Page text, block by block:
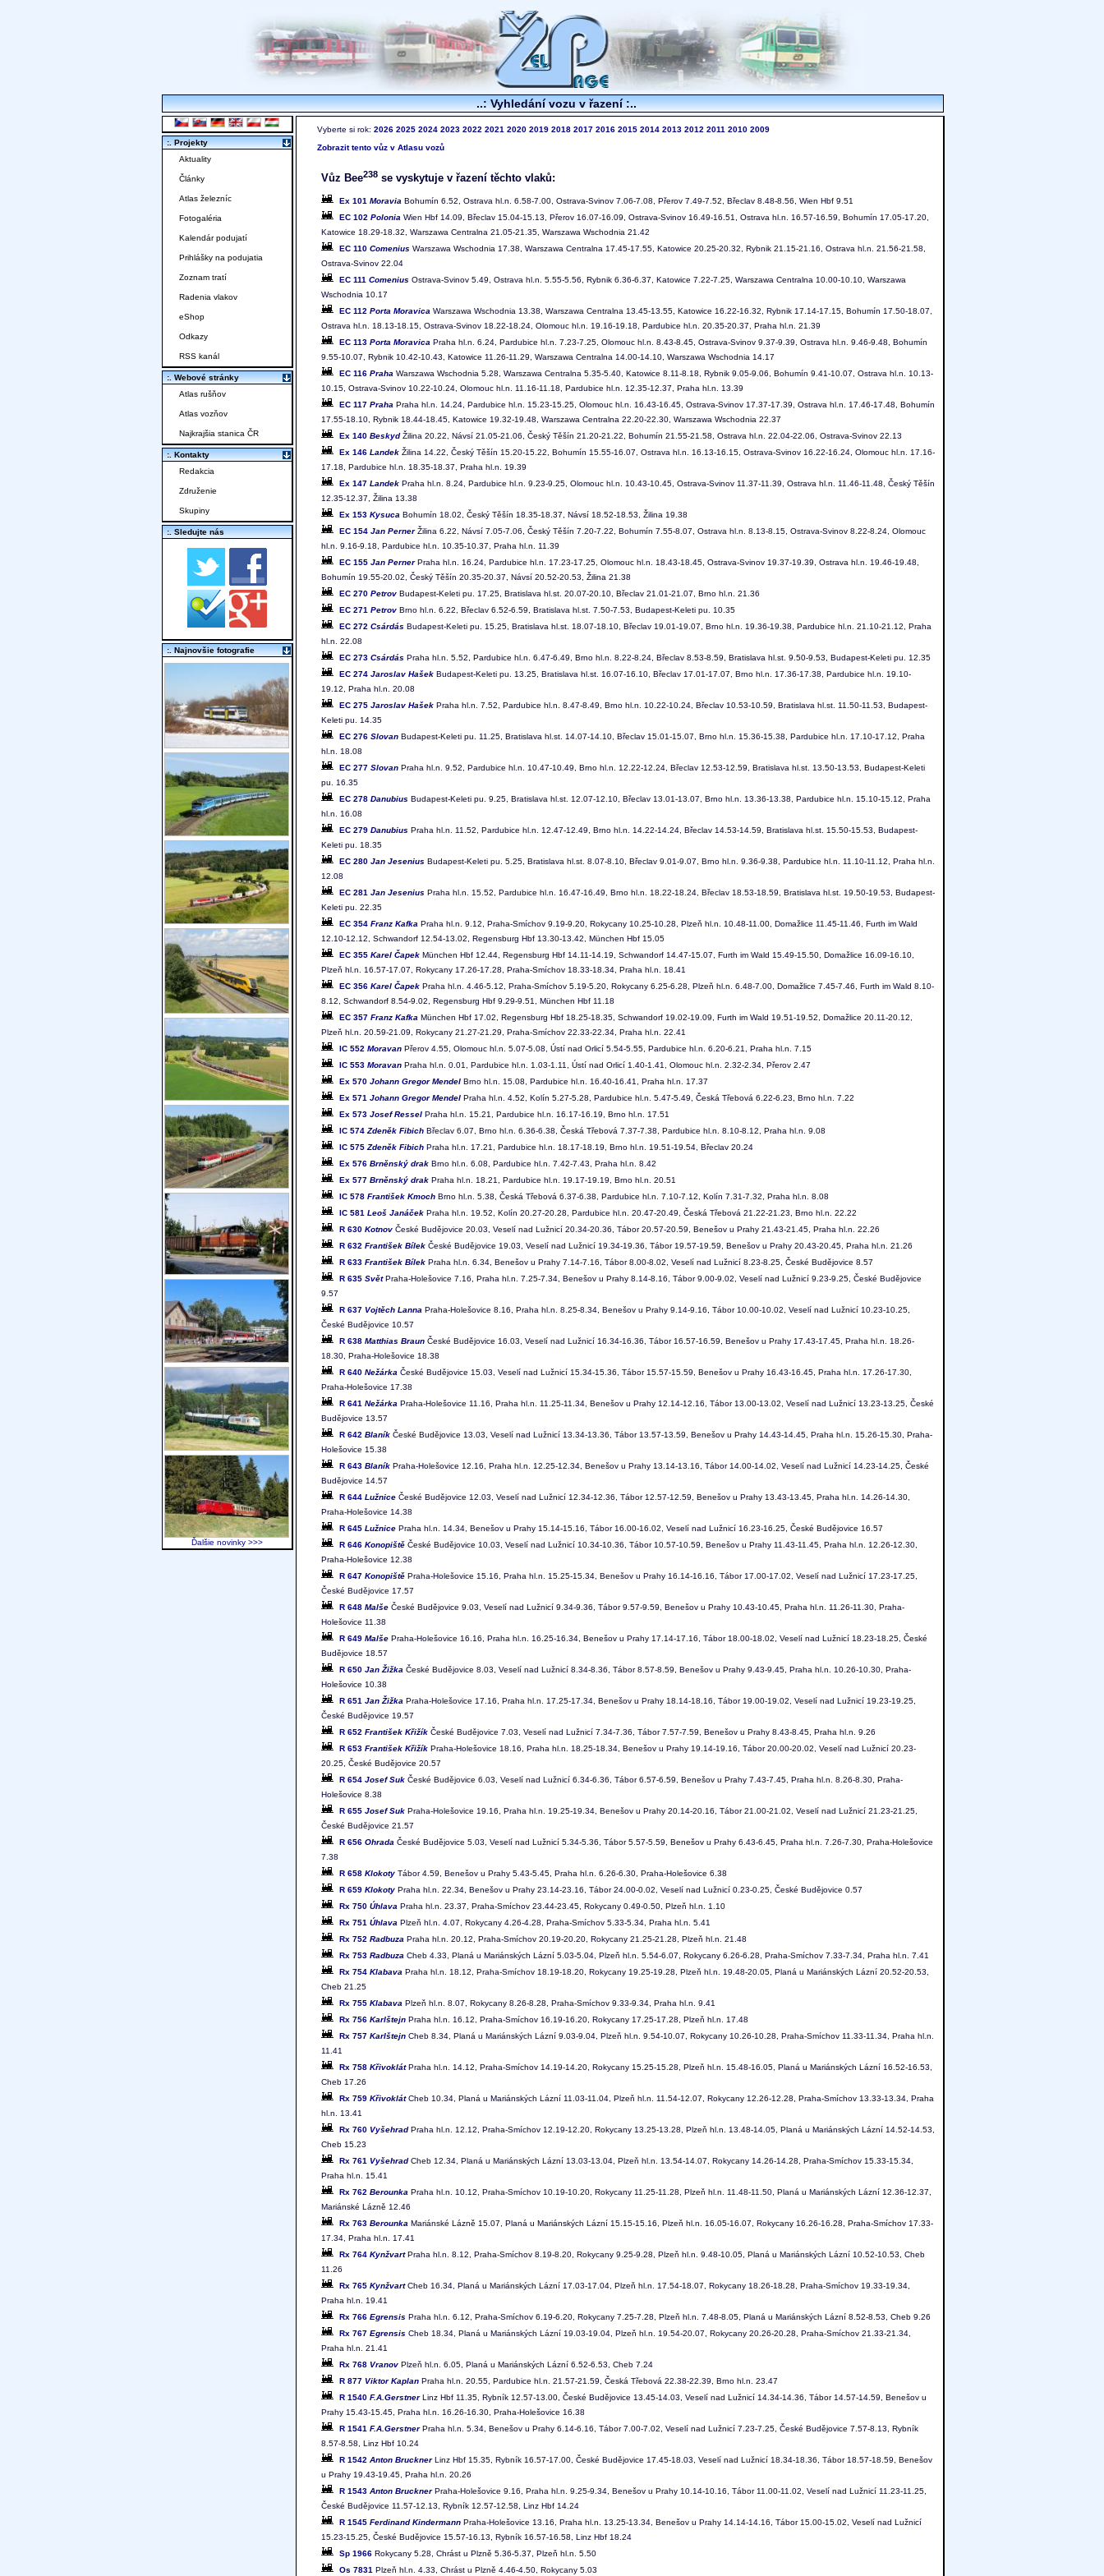
..: Vyhledání vozu v řazení :..
Vyberte si rok: 2026 2025 2024 2023 2022 2021 2020 2019 2018 2017 2016 2015 2014 2013 2012 2011 2010 2009
Zobrazit tento vůz v Atlasu vozů
Vůz Bee238 se vyskytuje v řazení těchto vlaků:
Ex 101 Moravia Bohumín 6.52, Ostrava hl.n. 6.58-7.00, Ostrava-Svinov 7.06-7.08, Přerov 7.49-7.52, Břeclav 8.48-8.56, Wien Hbf 9.51
EC 102 Polonia Wien Hbf 14.09, Břeclav 15.04-15.13, Přerov 16.07-16.09, Ostrava-Svinov 16.49-16.51, Ostrava hl.n. 16.57-16.59, Bohumín 17.05-17.20,
Katowice 18.29-18.32, Warszawa Centralna 21.05-21.35, Warszawa Wschodnia 21.42
EC 110 Comenius Warszawa Wschodnia 17.38, Warszawa Centralna 17.45-17.55, Katowice 20.25-20.32, Rybnik 21.15-21.16, Ostrava hl.n. 21.56-21.58,
Ostrava-Svinov 22.04
EC 111 Comenius Ostrava-Svinov 5.49, Ostrava hl.n. 5.55-5.56, Rybnik 6.36-6.37, Katowice 7.22-7.25, Warszawa Centralna 10.00-10.10, Warszawa
Wschodnia 10.17
EC 112 Porta Moravica Warszawa Wschodnia 13.38, Warszawa Centralna 13.45-13.55, Katowice 16.22-16.32, Rybnik 17.14-17.15, Bohumín 17.50-18.07,
Ostrava hl.n. 18.13-18.15, Ostrava-Svinov 18.22-18.24, Olomouc hl.n. 19.16-19.18, Pardubice hl.n. 20.35-20.37, Praha hl.n. 21.39
EC 113 Porta Moravica Praha hl.n. 6.24, Pardubice hl.n. 7.23-7.25, Olomouc hl.n. 8.43-8.45, Ostrava-Svinov 9.37-9.39, Ostrava hl.n. 9.46-9.48, Bohumín
9.55-10.07, Rybnik 10.42-10.43, Katowice 11.26-11.29, Warszawa Centralna 14.00-14.10, Warszawa Wschodnia 14.17
EC 116 Praha Warszawa Wschodnia 5.28, Warszawa Centralna 5.35-5.40, Katowice 8.11-8.18, Rybnik 9.05-9.06, Bohumín 9.41-10.07, Ostrava hl.n. 10.13-
10.15, Ostrava-Svinov 10.22-10.24, Olomouc hl.n. 11.16-11.18, Pardubice hl.n. 12.35-12.37, Praha hl.n. 13.39
EC 117 Praha Praha hl.n. 14.24, Pardubice hl.n. 15.23-15.25, Olomouc hl.n. 16.43-16.45, Ostrava-Svinov 17.37-17.39, Ostrava hl.n. 17.46-17.48, Bohumín
17.55-18.10, Rybnik 18.44-18.45, Katowice 19.32-19.48, Warszawa Centralna 22.20-22.30, Warszawa Wschodnia 22.37
Ex 140 BeskydŽilina 20.22, Návsí 21.05-21.06, Český Těšín 21.20-21.22, Bohumín 21.55-21.58, Ostrava hl.n. 22.04-22.06, Ostrava-Svinov 22.13
Ex 146 Landek Žilina 14.22, Český Těšín 15.20-15.22, Bohumín 15.55-16.07, Ostrava hl.n. 16.13-16.15, Ostrava-Svinov 16.22-16.24, Olomouc hl.n. 17.16-
17.18, Pardubice hl.n. 18.35-18.37, Praha hl.n. 19.39
Ex 147 Landek Praha hl.n. 8.24, Pardubice hl.n. 9.23-9.25, Olomouc hl.n. 10.43-10.45, Ostrava-Svinov 11.37-11.39, Ostrava hl.n. 11.46-11.48, Český Těšín
12.35-12.37, Žilina 13.38
Ex 153 Kysuca Bohumín 18.02, Český Těšín 18.35-18.37, Návsí 18.52-18.53, Žilina 19.38
EC 154 Jan PernerŽilina 6.22, Návsí 7.05-7.06, Český Těšín 7.20-7.22, Bohumín 7.55-8.07, Ostrava hl.n. 8.13-8.15, Ostrava-Svinov 8.22-8.24, Olomouc
hl.n. 9.16-9.18, Pardubice hl.n. 10.35-10.37, Praha hl.n. 11.39
EC 155 Jan PernerPraha hl.n. 16.24, Pardubice hl.n. 17.23-17.25, Olomouc hl.n. 18.43-18.45, Ostrava-Svinov 19.37-19.39, Ostrava hl.n. 19.46-19.48,
Bohumín 19.55-20.02, Český Těšín 20.35-20.37, Návsí 20.52-20.53, Žilina 21.38
EC 270 Petrov Budapest-Keleti pu. 17.25, Bratislava hl.st. 20.07-20.10, Břeclav 21.01-21.07, Brno hl.n. 21.36
EC 271 Petrov Brno hl.n. 6.22, Břeclav 6.52-6.59, Bratislava hl.st. 7.50-7.53, Budapest-Keleti pu. 10.35
EC 272 Csárdás Budapest-Keleti pu. 15.25, Bratislava hl.st. 18.07-18.10, Břeclav 19.01-19.07, Brno hl.n. 19.36-19.38, Pardubice hl.n. 21.10-21.12, Praha
hl.n. 22.08
EC 273 Csárdás Praha hl.n. 5.52, Pardubice hl.n. 6.47-6.49, Brno hl.n. 8.22-8.24, Břeclav 8.53-8.59, Bratislava hl.st. 9.50-9.53, Budapest-Keleti pu. 12.35
EC 274 Jaroslav Hašek Budapest-Keleti pu. 13.25, Bratislava hl.st. 16.07-16.10, Břeclav 17.01-17.07, Brno hl.n. 17.36-17.38, Pardubice hl.n. 19.10-
19.12, Praha hl.n. 20.08
EC 275 Jaroslav Hašek Praha hl.n. 7.52, Pardubice hl.n. 8.47-8.49, Brno hl.n. 10.22-10.24, Břeclav 10.53-10.59, Bratislava hl.st. 11.50-11.53, Budapest-
Keleti pu. 14.35
EC 276 Slovan Budapest-Keleti pu. 11.25, Bratislava hl.st. 14.07-14.10, Břeclav 15.01-15.07, Brno hl.n. 15.36-15.38, Pardubice hl.n. 17.10-17.12, Praha
hl.n. 18.08
EC 277 Slovan Praha hl.n. 9.52, Pardubice hl.n. 10.47-10.49, Brno hl.n. 12.22-12.24, Břeclav 12.53-12.59, Bratislava hl.st. 13.50-13.53, Budapest-Keleti
pu. 16.35
EC 278 Danubius Budapest-Keleti pu. 9.25, Bratislava hl.st. 12.07-12.10, Břeclav 13.01-13.07, Brno hl.n. 13.36-13.38, Pardubice hl.n. 15.10-15.12, Praha
hl.n. 16.08
EC 279 Danubius Praha hl.n. 11.52, Pardubice hl.n. 12.47-12.49, Brno hl.n. 14.22-14.24, Břeclav 14.53-14.59, Bratislava hl.st. 15.50-15.53, Budapest-
Keleti pu. 18.35
EC 280 Jan Jesenius Budapest-Keleti pu. 5.25, Bratislava hl.st. 8.07-8.10, Břeclav 9.01-9.07, Brno hl.n. 9.36-9.38, Pardubice hl.n. 11.10-11.12, Praha hl.n.
12.08
EC 281 Jan Jesenius Praha hl.n. 15.52, Pardubice hl.n. 16.47-16.49, Brno hl.n. 18.22-18.24, Břeclav 18.53-18.59, Bratislava hl.st. 19.50-19.53, Budapest-
Keleti pu. 22.35
EC 354 Franz Kafka Praha hl.n. 9.12, Praha-Smíchov 9.19-9.20, Rokycany 10.25-10.28, Plzeň hl.n. 10.48-11.00, Domažlice 11.45-11.46, Furth im Wald
12.10-12.12, Schwandorf 12.54-13.02, Regensburg Hbf 13.30-13.42, München Hbf 15.05
EC 355 Karel Čapek München Hbf 12.44, Regensburg Hbf 14.11-14.19, Schwandorf 14.47-15.07, Furth im Wald 15.49-15.50, Domažlice 16.09-16.10,
Plzeň hl.n. 16.57-17.07, Rokycany 17.26-17.28, Praha-Smíchov 18.33-18.34, Praha hl.n. 18.41
EC 356 Karel Čapek Praha hl.n. 4.46-5.12, Praha-Smíchov 5.19-5.20, Rokycany 6.25-6.28, Plzeň hl.n. 6.48-7.00, Domažlice 7.45-7.46, Furth im Wald 8.10-
8.12, Schwandorf 8.54-9.02, Regensburg Hbf 9.29-9.51, München Hbf 11.18
EC 357 Franz Kafka München Hbf 17.02, Regensburg Hbf 18.25-18.35, Schwandorf 19.02-19.09, Furth im Wald 19.51-19.52, Domažlice 20.11-20.12,
Plzeň hl.n. 20.59-21.09, Rokycany 21.27-21.29, Praha-Smíchov 22.33-22.34, Praha hl.n. 22.41
IC 552 Moravan Přerov 4.55, Olomouc hl.n. 5.07-5.08, Ústí nad Orlicí 5.54-5.55, Pardubice hl.n. 6.20-6.21, Praha hl.n. 7.15
IC 553 Moravan Praha hl.n. 0.01, Pardubice hl.n. 1.03-1.11, Ústí nad Orlicí 1.40-1.41, Olomouc hl.n. 2.32-2.34, Přerov 2.47
Ex 570 Johann Gregor Mendel Brno hl.n. 15.08, Pardubice hl.n. 16.40-16.41, Praha hl.n. 17.37
Ex 571 Johann Gregor Mendel Praha hl.n. 4.52, Kolín 5.27-5.28, Pardubice hl.n. 5.47-5.49, Česká Třebová 6.22-6.23, Brno hl.n. 7.22
Ex 573 Josef Ressel Praha hl.n. 15.21, Pardubice hl.n. 16.17-16.19, Brno hl.n. 17.51
IC 574 Zdeněk Fibich Břeclav 6.07, Brno hl.n. 6.36-6.38, Česká Třebová 7.37-7.38, Pardubice hl.n. 8.10-8.12, Praha hl.n. 9.08
IC 575 Zdeněk Fibich Praha hl.n. 17.21, Pardubice hl.n. 18.17-18.19, Brno hl.n. 19.51-19.54, Břeclav 20.24
Ex 576 Brněnský drak Brno hl.n. 6.08, Pardubice hl.n. 7.42-7.43, Praha hl.n. 8.42
Ex 577 Brněnský drak Praha hl.n. 18.21, Pardubice hl.n. 19.17-19.19, Brno hl.n. 20.51
IC 578 František Kmoch Brno hl.n. 5.38, Česká Třebová 6.37-6.38, Pardubice hl.n. 7.10-7.12, Kolín 7.31-7.32, Praha hl.n. 8.08
IC 581 Leoš Janáček Praha hl.n. 19.52, Kolín 20.27-20.28, Pardubice hl.n. 20.47-20.49, Česká Třebová 21.22-21.23, Brno hl.n. 22.22
R 630 Kotnov České Budějovice 20.03, Veselí nad Lužnicí 20.34-20.36, Tábor 20.57-20.59, Benešov u Prahy 21.43-21.45, Praha hl.n. 22.26
R 632 František Bílek České Budějovice 19.03, Veselí nad Lužnicí 19.34-19.36, Tábor 19.57-19.59, Benešov u Prahy 20.43-20.45, Praha hl.n. 21.26
R 633 František Bílek Praha hl.n. 6.34, Benešov u Prahy 7.14-7.16, Tábor 8.00-8.02, Veselí nad Lužnicí 8.23-8.25, České Budějovice 8.57
R 635 SvětPraha-Holešovice 7.16, Praha hl.n. 7.25-7.34, Benešov u Prahy 8.14-8.16, Tábor 9.00-9.02, Veselí nad Lužnicí 9.23-9.25, České Budějovice
9.57
R 637 Vojtěch Lanna Praha-Holešovice 8.16, Praha hl.n. 8.25-8.34, Benešov u Prahy 9.14-9.16, Tábor 10.00-10.02, Veselí nad Lužnicí 10.23-10.25,
České Budějovice 10.57
R 638 Matthias Braun České Budějovice 16.03, Veselí nad Lužnicí 16.34-16.36, Tábor 16.57-16.59, Benešov u Prahy 17.43-17.45, Praha hl.n. 18.26-
18.30, Praha-Holešovice 18.38
R 640 Nežárka České Budějovice 15.03, Veselí nad Lužnicí 15.34-15.36, Tábor 15.57-15.59, Benešov u Prahy 16.43-16.45, Praha hl.n. 17.26-17.30,
Praha-Holešovice 17.38
R 641 Nežárka Praha-Holešovice 11.16, Praha hl.n. 11.25-11.34, Benešov u Prahy 12.14-12.16, Tábor 13.00-13.02, Veselí nad Lužnicí 13.23-13.25, České
Budějovice 13.57
R 642 Blaník České Budějovice 13.03, Veselí nad Lužnicí 13.34-13.36, Tábor 13.57-13.59, Benešov u Prahy 14.43-14.45, Praha hl.n. 15.26-15.30, Praha-
Holešovice 15.38
R 643 Blaník Praha-Holešovice 12.16, Praha hl.n. 12.25-12.34, Benešov u Prahy 13.14-13.16, Tábor 14.00-14.02, Veselí nad Lužnicí 14.23-14.25, České
Budějovice 14.57
R 644 Lužnice České Budějovice 12.03, Veselí nad Lužnicí 12.34-12.36, Tábor 12.57-12.59, Benešov u Prahy 13.43-13.45, Praha hl.n. 14.26-14.30,
Praha-Holešovice 14.38
R 645 Lužnice Praha hl.n. 14.34, Benešov u Prahy 15.14-15.16, Tábor 16.00-16.02, Veselí nad Lužnicí 16.23-16.25, České Budějovice 16.57
R 646 Konopiště České Budějovice 10.03, Veselí nad Lužnicí 10.34-10.36, Tábor 10.57-10.59, Benešov u Prahy 11.43-11.45, Praha hl.n. 12.26-12.30,
Praha-Holešovice 12.38
R 647 Konopiště Praha-Holešovice 15.16, Praha hl.n. 15.25-15.34, Benešov u Prahy 16.14-16.16, Tábor 17.00-17.02, Veselí nad Lužnicí 17.23-17.25,
České Budějovice 17.57
R 648 Malše České Budějovice 9.03, Veselí nad Lužnicí 9.34-9.36, Tábor 9.57-9.59, Benešov u Prahy 10.43-10.45, Praha hl.n. 11.26-11.30, Praha-
Holešovice 11.38
R 649 Malše Praha-Holešovice 16.16, Praha hl.n. 16.25-16.34, Benešov u Prahy 17.14-17.16, Tábor 18.00-18.02, Veselí nad Lužnicí 18.23-18.25, České
Budějovice 18.57
R 650 Jan Žižka České Budějovice 8.03, Veselí nad Lužnicí 8.34-8.36, Tábor 8.57-8.59, Benešov u Prahy 9.43-9.45, Praha hl.n. 10.26-10.30, Praha-
Holešovice 10.38
R 651 Jan Žižka Praha-Holešovice 17.16, Praha hl.n. 17.25-17.34, Benešov u Prahy 18.14-18.16, Tábor 19.00-19.02, Veselí nad Lužnicí 19.23-19.25,
České Budějovice 19.57
R 652 František Křižík České Budějovice 7.03, Veselí nad Lužnicí 7.34-7.36, Tábor 7.57-7.59, Benešov u Prahy 8.43-8.45, Praha hl.n. 9.26
R 653 František Křižík Praha-Holešovice 18.16, Praha hl.n. 18.25-18.34, Benešov u Prahy 19.14-19.16, Tábor 20.00-20.02, Veselí nad Lužnicí 20.23-
20.25, České Budějovice 20.57
R 654 Josef Suk České Budějovice 6.03, Veselí nad Lužnicí 6.34-6.36, Tábor 6.57-6.59, Benešov u Prahy 7.43-7.45, Praha hl.n. 8.26-8.30, Praha-
Holešovice 8.38
R 655 Josef Suk Praha-Holešovice 19.16, Praha hl.n. 19.25-19.34, Benešov u Prahy 20.14-20.16, Tábor 21.00-21.02, Veselí nad Lužnicí 21.23-21.25,
České Budějovice 21.57
R 656 Ohrada České Budějovice 5.03, Veselí nad Lužnicí 5.34-5.36, Tábor 5.57-5.59, Benešov u Prahy 6.43-6.45, Praha hl.n. 7.26-7.30, Praha-Holešovice
7.38
R 658 Klokoty Tábor 4.59, Benešov u Prahy 5.43-5.45, Praha hl.n. 6.26-6.30, Praha-Holešovice 6.38
R 659 Klokoty Praha hl.n. 22.34, Benešov u Prahy 23.14-23.16, Tábor 24.00-0.02, Veselí nad Lužnicí 0.23-0.25, České Budějovice 0.57
Rx 750 Úhlava Praha hl.n. 23.37, Praha-Smíchov 23.44-23.45, Rokycany 0.49-0.50, Plzeň hl.n. 1.10
Rx 751 Úhlava Plzeň hl.n. 4.07, Rokycany 4.26-4.28, Praha-Smíchov 5.33-5.34, Praha hl.n. 5.41
Rx 752 Radbuza Praha hl.n. 20.12, Praha-Smíchov 20.19-20.20, Rokycany 21.25-21.28, Plzeň hl.n. 21.48
Rx 753 Radbuza Cheb 4.33, Planá u Mariánských Lázní 5.03-5.04, Plzeň hl.n. 5.54-6.07, Rokycany 6.26-6.28, Praha-Smíchov 7.33-7.34, Praha hl.n. 7.41
Rx 754 Klabava Praha hl.n. 18.12, Praha-Smíchov 18.19-18.20, Rokycany 19.25-19.28, Plzeň hl.n. 19.48-20.05, Planá u Mariánských Lázní 20.52-20.53,
Cheb 21.25
Rx 755 Klabava Plzeň hl.n. 8.07, Rokycany 8.26-8.28, Praha-Smíchov 9.33-9.34, Praha hl.n. 9.41
Rx 756 Karlštejn Praha hl.n. 16.12, Praha-Smíchov 16.19-16.20, Rokycany 17.25-17.28, Plzeň hl.n. 17.48
Rx 757 Karlštejn Cheb 8.34, Planá u Mariánských Lázní 9.03-9.04, Plzeň hl.n. 9.54-10.07, Rokycany 10.26-10.28, Praha-Smíchov 11.33-11.34, Praha hl.n.
11.41
Rx 758 KřivoklátPraha hl.n. 14.12, Praha-Smíchov 14.19-14.20, Rokycany 15.25-15.28, Plzeň hl.n. 15.48-16.05, Planá u Mariánských Lázní 16.52-16.53,
Cheb 17.26
Rx 759 KřivoklátCheb 10.34, Planá u Mariánských Lázní 11.03-11.04, Plzeň hl.n. 11.54-12.07, Rokycany 12.26-12.28, Praha-Smíchov 13.33-13.34, Praha
hl.n. 13.41
Rx 760 VyšehradPraha hl.n. 12.12, Praha-Smíchov 12.19-12.20, Rokycany 13.25-13.28, Plzeň hl.n. 13.48-14.05, Planá u Mariánských Lázní 14.52-14.53,
Cheb 15.23
Rx 761 VyšehradCheb 12.34, Planá u Mariánských Lázní 13.03-13.04, Plzeň hl.n. 13.54-14.07, Rokycany 14.26-14.28, Praha-Smíchov 15.33-15.34,
Praha hl.n. 15.41
Rx 762 Berounka Praha hl.n. 10.12, Praha-Smíchov 10.19-10.20, Rokycany 11.25-11.28, Plzeň hl.n. 11.48-11.50, Planá u Mariánských Lázní 12.36-12.37,
Mariánské Lázně 12.46
Rx 763 Berounka Mariánské Lázně 15.07, Planá u Mariánských Lázní 15.15-15.16, Plzeň hl.n. 16.05-16.07, Rokycany 16.26-16.28, Praha-Smíchov 17.33-
17.34, Praha hl.n. 17.41
Rx 764 KynžvartPraha hl.n. 8.12, Praha-Smíchov 8.19-8.20, Rokycany 9.25-9.28, Plzeň hl.n. 9.48-10.05, Planá u Mariánských Lázní 10.52-10.53, Cheb
11.26
Rx 765 KynžvartCheb 16.34, Planá u Mariánských Lázní 17.03-17.04, Plzeň hl.n. 17.54-18.07, Rokycany 18.26-18.28, Praha-Smíchov 19.33-19.34,
Praha hl.n. 19.41
Rx 766 Egrensis Praha hl.n. 6.12, Praha-Smíchov 6.19-6.20, Rokycany 7.25-7.28, Plzeň hl.n. 7.48-8.05, Planá u Mariánských Lázní 8.52-8.53, Cheb 9.26
Rx 767 Egrensis Cheb 18.34, Planá u Mariánských Lázní 19.03-19.04, Plzeň hl.n. 19.54-20.07, Rokycany 20.26-20.28, Praha-Smíchov 21.33-21.34,
Praha hl.n. 21.41
Rx 768 Vranov Plzeň hl.n. 6.05, Planá u Mariánských Lázní 6.52-6.53, Cheb 7.24
R 877 Viktor Kaplan Praha hl.n. 20.55, Pardubice hl.n. 21.57-21.59, Česká Třebová 22.38-22.39, Brno hl.n. 23.47
R 1540 F.A.GerstnerLinz Hbf 11.35, Rybník 12.57-13.00, České Budějovice 13.45-14.03, Veselí nad Lužnicí 14.34-14.36, Tábor 14.57-14.59, Benešov u
Prahy 15.43-15.45, Praha hl.n. 16.26-16.30, Praha-Holešovice 16.38
R 1541 F.A.GerstnerPraha hl.n. 5.34, Benešov u Prahy 6.14-6.16, Tábor 7.00-7.02, Veselí nad Lužnicí 7.23-7.25, České Budějovice 7.57-8.13, Rybník
8.57-8.58, Linz Hbf 10.24
R 1542 Anton BrucknerLinz Hbf 15.35, Rybník 16.57-17.00, České Budějovice 17.45-18.03, Veselí nad Lužnicí 18.34-18.36, Tábor 18.57-18.59, Benešov
u Prahy 19.43-19.45, Praha hl.n. 20.26
R 1543 Anton BrucknerPraha-Holešovice 9.16, Praha hl.n. 9.25-9.34, Benešov u Prahy 10.14-10.16, Tábor 11.00-11.02, Veselí nad Lužnicí 11.23-11.25,
České Budějovice 11.57-12.13, Rybník 12.57-12.58, Linz Hbf 14.24
R 1545 Ferdinand Kindermann Praha-Holešovice 13.16, Praha hl.n. 13.25-13.34, Benešov u Prahy 14.14-14.16, Tábor 15.00-15.02, Veselí nad Lužnicí
15.23-15.25, České Budějovice 15.57-16.13, Rybník 16.57-16.58, Linz Hbf 18.24
Sp 1966 Rokycany 5.28, Chrást u Plzně 5.36-5.37, Plzeň hl.n. 5.50
Os 7831 Plzeň hl.n. 4.33, Chrást u Plzně 4.46-4.50, Rokycany 5.03
:. Projekty
Aktuality
Články
Atlas železníc
Fotogaléria
Kalendár podujatí
Prihlášky na podujatia
Zoznam tratí
Radenia vlakov
eShop
Odkazy
RSS kanál
:. Webové stránky
Atlas rušňov
Atlas vozňov
Najkrajšia stanica ČR
:. Kontakty
Redakcia
Združenie
Skupiny
:. Sledujte nás
:. Najnovšie fotografie
Ďalšie novinky >>>